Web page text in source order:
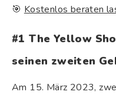
🎯Kostenlos beraten
#1 The Yellow
seinen zweiten
Am 15. März 2023,